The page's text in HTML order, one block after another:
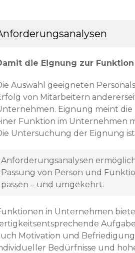
die Eignung zur
Auswahl geeigneten
von Mitarbeitern
Eignung meint
Funk­tion im Unternehmen
Untersuchung der Eignung
Anforderungsanalysen
Passung von Person und
passen – und umgekehrt.
in Unternehmen
Motivation und
Bedürfnisse und